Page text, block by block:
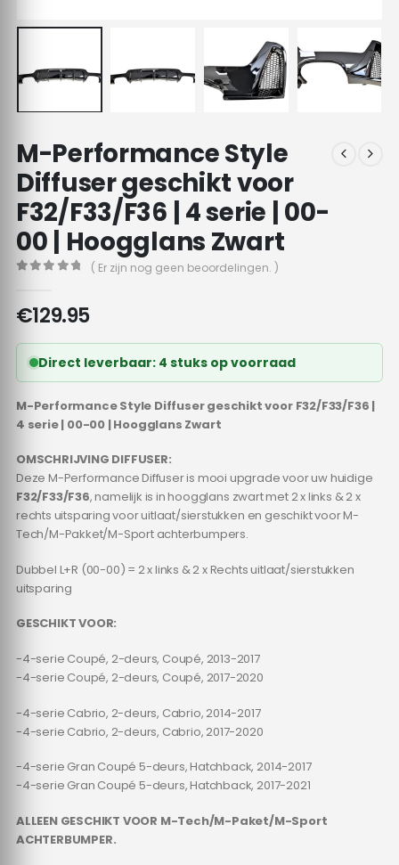
M-Performance Style
Diffuser geschikt voor
F32/F33/F36 | 4 serie | 00-
00 | Hoogglans Zwart
( Er zijn nog geen beoordelingen. )
€129.95
Direct leverbaar: 4 stuks op voorraad
M-Performance Style Diffuser geschikt voor F32/F33/F36 |
4 serie | 00-00 | Hoogglans Zwart
OMSCHRIJVING DIFFUSER:
Deze M-Performance Diffuser is mooi upgrade voor uw huidige
F32/F33/F36, namelijk is in hoogglans zwart met 2 x links & 2 x
rechts uitsparing voor uitlaat/sierstukken en geschikt voor M-
Tech/M-Pakket/M-Sport achterbumpers.
Dubbel L+R (00-00) = 2 x links & 2 x Rechts uitlaat/sierstukken
uitsparing
GESCHIKT VOOR:
-4-serie Coupé, 2-deurs, Coupé, 2013-2017
-4-serie Coupé, 2-deurs, Coupé, 2017-2020
-4-serie Cabrio, 2-deurs, Cabrio, 2014-2017
-4-serie Cabrio, 2-deurs, Cabrio, 2017-2020
-4-serie Gran Coupé 5-deurs, Hatchback, 2014-2017
-4-serie Gran Coupé 5-deurs, Hatchback, 2017-2021
ALLEEN GESCHIKT VOOR M-Tech/M-Paket/M-Sport
ACHTERBUMPER.